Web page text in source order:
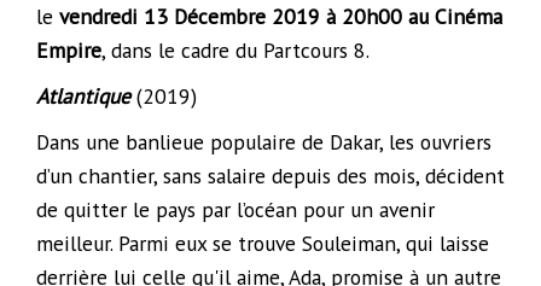
le vendredi 13 Décembre 2019 à 20h00 au Cinéma
Empire, dans le cadre du Partcours 8.
Atlantique(2019)
Dans une banlieue populaire de Dakar, les ouvriers
d’un chantier, sans salaire depuis des mois, décident
de quitter le pays par l’océan pour un avenir
meilleur. Parmi eux se trouve Souleiman, qui laisse
derrière lui celle qu'il aime, Ada, promise à un autre